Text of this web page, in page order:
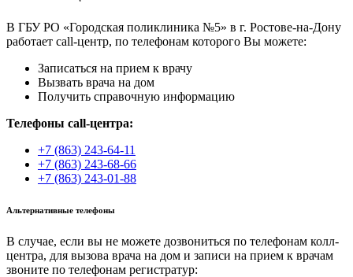
В ГБУ РО «Городская поликлиника №5» в г. Ростове-на-Дону
работает call-центр, по телефонам которого Вы можете:
Записаться на прием к врачу
Вызвать врача на дом
Получить справочную информацию
Телефоны call-центра:
+7 (863) 243-64-11
+7 (863) 243-68-66
+7 (863) 243-01-88
Альтернативные телефоны
В случае, если вы не можете дозвониться по телефонам колл-
центра, для вызова врача на дом и записи на прием к врачам
звоните по телефонам регистратур: